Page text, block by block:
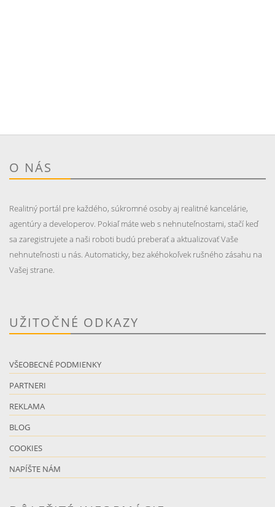
O NÁS
Realitný portál pre každého, súkromné osoby aj realitné kancelárie,
agentúry a developerov. Pokiaľ máte web s nehnuteľnostami, stačí keď
sa zaregistrujete a naši roboti budú preberať a aktualizovať Vaše
nehnuteľnosti u nás. Automaticky, bez akéhokoľvek rušného zásahu na
Vašej strane.
UŽITOČNÉ ODKAZY
VŠEOBECNÉ PODMIENKY
PARTNERI
REKLAMA
BLOG
COOKIES
NAPÍŠTE NÁM